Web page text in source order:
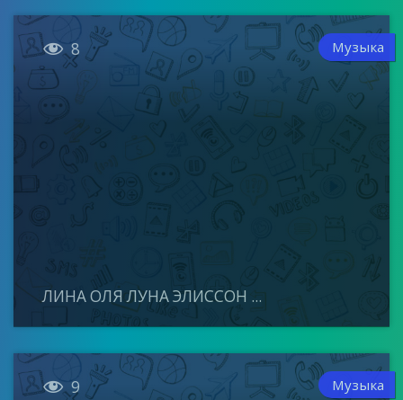
 8 Музыка
ЛИНА ОЛЯ ЛУНА ЭЛИССОН ...
 9 Музыка